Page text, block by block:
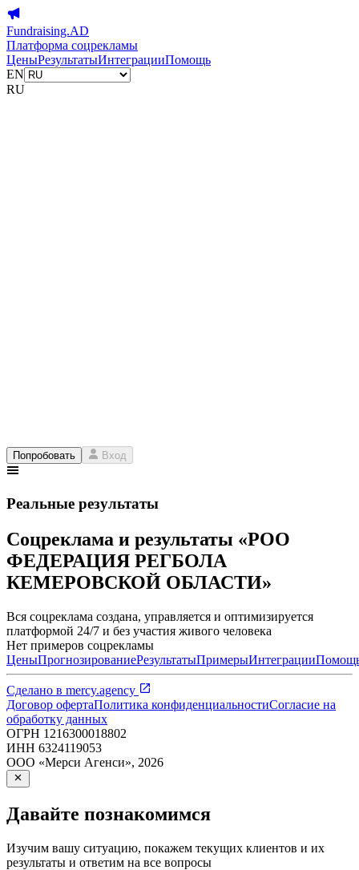
Fundraising.AD
Платформа соцрекламы
ЦеныРезультатыИнтеграцииПомощь
EN
RU
Попробовать Вход
Реальные результаты
Соцреклама и результаты «РОО
ФЕДЕРАЦИЯ РЕГБОЛА
КЕМЕРОВСКОЙ ОБЛАСТИ»
Вся соцреклама создана, управляется и оптимизируется
платформой 24/7 и без участия живого человека
Нет примеров соцрекламы
ЦеныПрогнозированиеРезультатыПримерыИнтеграции
Сделано в mercy.agency
Договор офертаПолитика конфиденциальностиСогласие на
обработку данных
ОГРН 1216300018802
ИНН 6324119053
ООО «Мерси Агенси», 2026
Давайте познакомимся
Изучим вашу ситуацию, покажем текущих клиентов и их
результаты и ответим на все вопросы